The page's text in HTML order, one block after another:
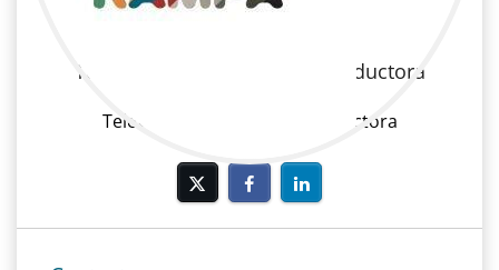
Isabel Soto
Televisión | Producción | Productora
Televisión, Producción, Productora